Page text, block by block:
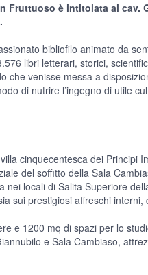
Fruttuoso è intitolata al cav.
bibliofilo animato da
libri letterari, storici,
che venisse messa a
di nutrire l’ingegno di utile
cinquecentesca dei Principi
del soffitto della Sala
nei locali di Salita Superiore
sui prestigiosi affreschi
e 1200 mq di spazi per lo
e Sala Cambiaso,